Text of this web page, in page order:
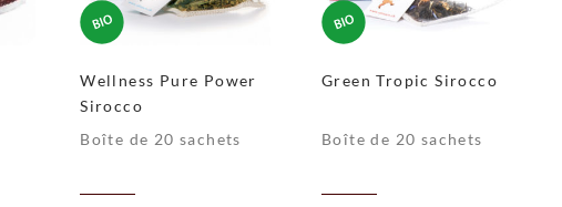
Wellness Pure Power
Sirocco
Boîte de 20 sachets
Green Tropic Sirocco
Boîte de 20 sachets